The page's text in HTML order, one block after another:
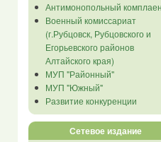
Антимонопольный
Военный комиссариат
(г.Рубцовск, Рубцовского и
Егорьевского районов
Алтайского края)
МУП "Районный"
МУП "Южный"
Развитие конкуренции
Сетевое издание